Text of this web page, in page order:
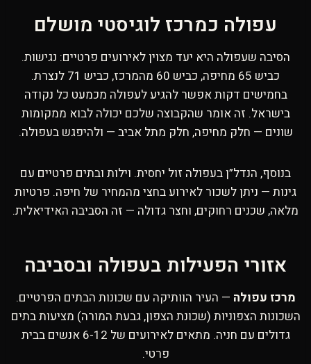
עפולה כמרכז לוגיסטי מושלם
הסיבה שעפולה היא יעד מצוין לאירועים פרטיים: נגישות.
כביש 65 מחיפה, כביש 60 מהמרכז, כביש 71 לנצרת.
בחמישים דקות אפשר להגיע לעפולה מכמעט כל נקודה
בישראל. זה אומר שהקבוצה שלכם יכולה לבוא ממקומות
שונים — חלק מחיפה, חלק מתל אביב — ולהיפגש בעפולה.
בנוסף, הנדל”ן בעפולה זול יחסית. וילות ובתים פרטיים עם
גינות — ניתן לשכור לאירוע בחצי מהמחיר של חיפה. פרטיות
מלאה, שכנים רחוקים, וחצר גדולה — זה הסביבה האידיאלית.
אזורי הפעילות בעפולה ובסביבה
מרכז עפולה — העיר הוותיקה עם שכונות הבתים הפרטיים.
השכונות הצפוניות (שכונת הצפון, גבעת המורה) מציעות בתים
גדולים עם חניה. מתאים לאירועים של 6-12 אנשים בבית
פרטי.